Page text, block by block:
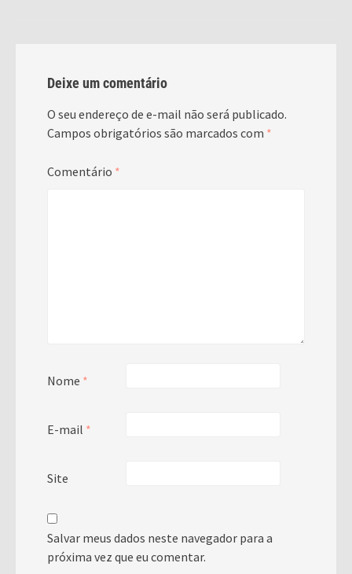
Deixe um comentário
O seu endereço de e-mail não será publicado.
Campos obrigatórios são marcados com *
Comentário *
Nome *
E-mail *
Site
Salvar meus dados neste navegador para a
próxima vez que eu comentar.